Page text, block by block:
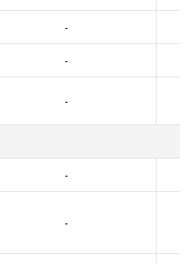
-
-
-
-
-